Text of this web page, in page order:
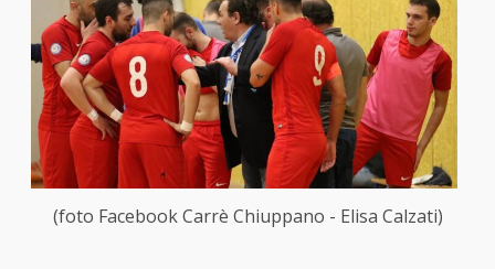
(foto Facebook Carrè Chiuppano - Elisa Calzati)